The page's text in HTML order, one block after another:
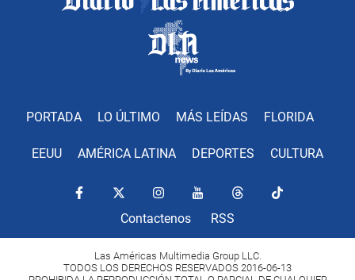
PORTADA LO ÚLTIMO MÁS LEÍDAS FLORIDA
EEUU AMÉRICA LATINA DEPORTES CULTURA
Contactenos RSS
Las Américas Multimedia Group LLC.
TODOS LOS DERECHOS RESERVADOS 2016-06-13